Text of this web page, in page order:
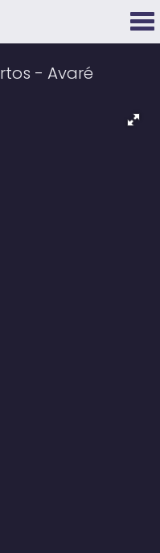
- Avaré